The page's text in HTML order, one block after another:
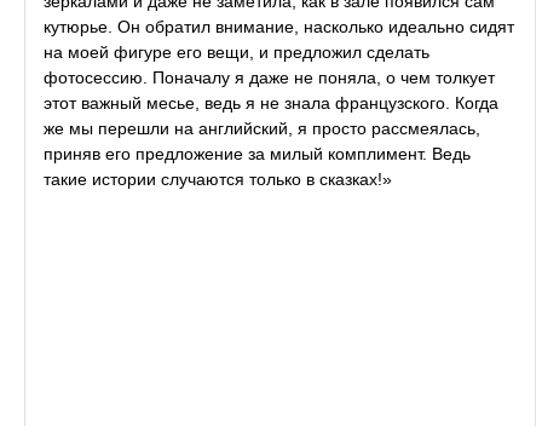
кутюрье. Он обратил внимание, насколько идеально сидят
на моей фигуре его вещи, и предложил сделать
фотосессию. Поначалу я даже не поняла, о чем толкует
этот важный месье, ведь я не знала французского. Когда
же мы перешли на английский, я просто рассмеялась,
приняв его предложение за милый комплимент. Ведь
такие истории случаются только в сказках!»